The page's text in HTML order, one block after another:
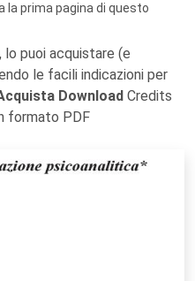
la prima pagina di questo
puoi acquistare (e
le facili indicazioni per
Download Credits
formato PDF